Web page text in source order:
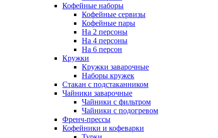
Кофейные наборы
Кофейные сервизы
Кофейные пары
На 2 персоны
На 4 персоны
На 6 персон
Кружки
Кружки заварочные
Наборы кружек
Стакан с подстаканником
Чайники заварочные
Чайники с фильтром
Чайники с подогревом
Френч-прессы
Кофейники и кофеварки